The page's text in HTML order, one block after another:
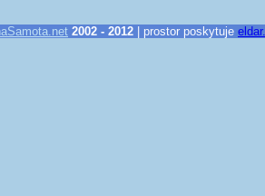
2002 - 2012 | prostor poskytuje